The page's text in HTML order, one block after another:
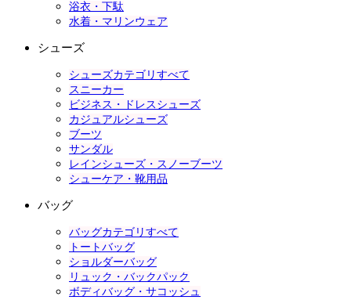
浴衣・下駄
水着・マリンウェア
シューズ
シューズカテゴリすべて
スニーカー
ビジネス・ドレスシューズ
カジュアルシューズ
ブーツ
サンダル
レインシューズ・スノーブーツ
シューケア・靴用品
バッグ
バッグカテゴリすべて
トートバッグ
ショルダーバッグ
リュック・バックパック
ボディバッグ・サコッシュ